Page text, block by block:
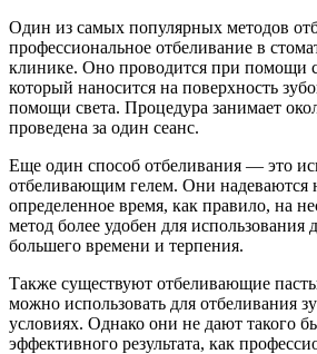
Один из самых популярных методов
профессиональное отбеливание в
клинике. Оно проводится при помощи
который наносится на поверхность
помощи света. Процедура занимает
проведена за один сеанс.
Еще один способ отбеливания — это
отбеливающим гелем. Они надеваются
определенное время, как правило, на
метод более удобен для использования
большего времени и терпения.
Также существуют отбеливающие
можно использовать для отбеливания
условиях. Однако они не дают такого
эффективного результата, как